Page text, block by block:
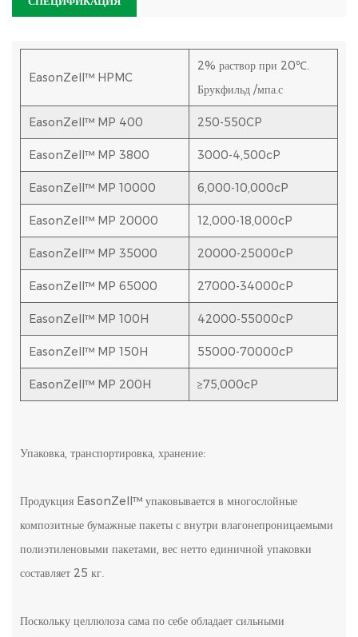
Продукция EasonZell™ тщательно упаковывается в
влагонепроницаемой пластиковой прокладкой, обеспечивающей
целостность продукта. Каждая единица упакована весом нетто 25
Учитывая присущую целлюлозе гигроскопичность, мы
настоятельно рекомендуем применять подход к управлению
складом по принципу «первым пришел — первым ушел», чтобы
поддерживать свежесть и качество продукции. Во время
предосторожности против дождя и обеспечив чистоту
хорошо проветриваемых, прохладных и сухих складских
помещениях, вдали от прямых солнечных лучей. Кроме того,
крайне важно изолировать их от источников тепла и возгорания.
Перед использованием мы рекомендуем тщательно изучить
паспорт безопасности материала (MSDS), прилагаемый к
помощь.
EasonZell™ HPMC
2% раствор при 20℃.
Брукфильд /мпа.с
EasonZell™ MP 400 250-550CP
EasonZell™ MP 3800 3000-4,500cP
EasonZell™ MP 10000 6,000-10,000cP
EasonZell™ MP 20000 12,000-18,000cP
EasonZell™ MP 35000 20000-25000cP
EasonZell™ MP 65000 27000-34000cP
EasonZell™ MP 100H 42000-55000cP
EasonZell™ MP 150H 55000-70000cP
EasonZell™ MP 200H ≥75,000cP
Упаковка, транспортировка, хранение:
Продукция EasonZell™ упаковывается в многослойные
композитные бумажные пакеты с внутри влагонепроницаемыми
полиэтиленовыми пакетами, вес нетто единичной упаковки
составляет 25 кг.
Поскольку целлюлоза сама по себе обладает сильными